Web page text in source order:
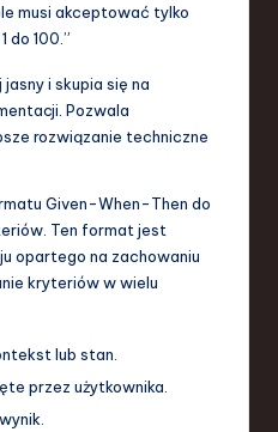
musi akceptować tylko
do 100.”
i skupia się na
Pozwala
rozwiązanie techniczne
Given-When-Then do
Ten format jest
opartego na zachowaniu
kryteriów w wielu
lub stan.
przez użytkownika.